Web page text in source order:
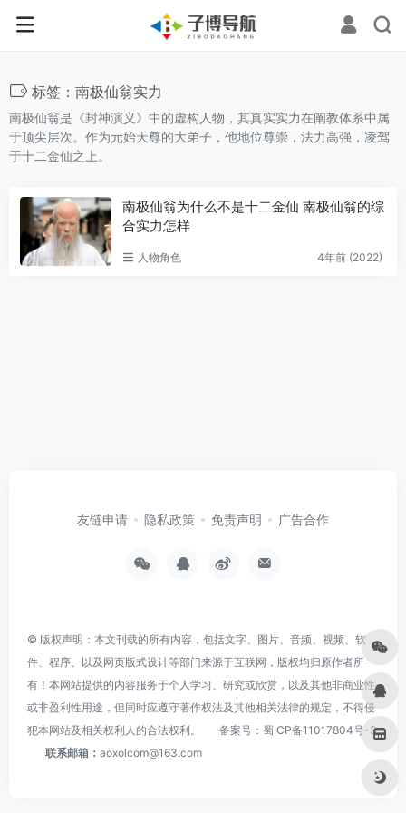
标签：南极仙翁实力
南极仙翁是《封神演义》中的虚构人物，其真实实力在阐教体系中属
于顶尖层次。作为元始天尊的大弟子，他地位尊崇，法力高强，凌驾
于十二金仙之上。
南极仙翁为什么不是十二金仙 南极仙翁的综
合实力怎样
人物角色 4年前 (2022)
友链申请 隐私政策 免责声明 广告合作
© 版权声明：本文刊载的所有内容，包括文字、图片、音频、视频、软
件、程序、以及网页版式设计等部门来源于互联网，版权均归原作者所
有！本网站提供的内容服务于个人学习、研究或欣赏，以及其他非商业性
或非盈利性用途，但同时应遵守著作权法及其他相关法律的规定，不得侵
犯本网站及相关权利人的合法权利。
备案号： 蜀ICP备11017804号-3
联系邮箱： aoxolcom@163.com